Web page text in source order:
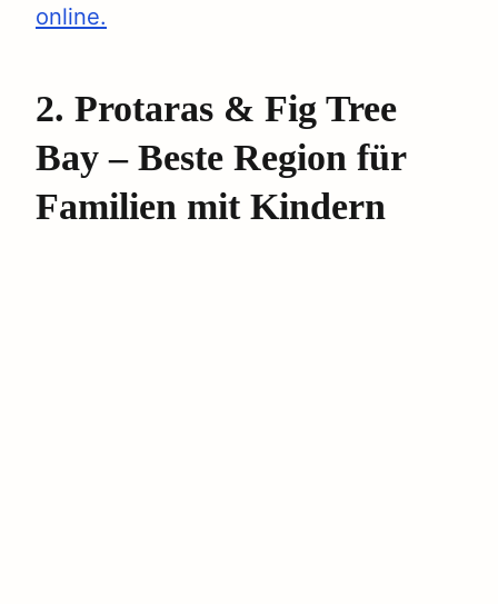
online.
2. Protaras & Fig Tree
Bay – Beste Region für
Familien mit Kindern